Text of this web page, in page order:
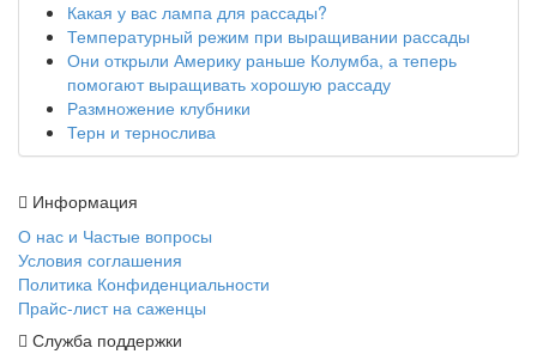
Какая у вас лампа для рассады?
Температурный режим при выращивании рассады
Они открыли Америку раньше Колумба, а теперь
помогают выращивать хорошую рассаду
Размножение клубники
Терн и тернослива
Информация
О нас и Частые вопросы
Условия соглашения
Политика Конфиденциальности
Прайс-лист на саженцы
Служба поддержки